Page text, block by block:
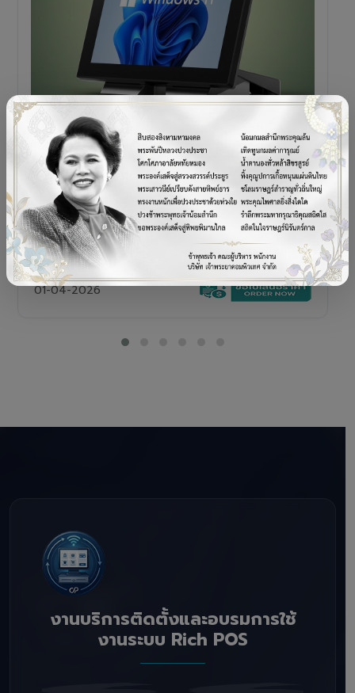
POS TERMINAL
SENOR V+5s
เครื่อง POS All-in-One Touch Screen ดีไซน์พรีเมียม
01-04-2026
งานบริการติดตั้งและอบรมการใช้
งานระบบ Rich POS